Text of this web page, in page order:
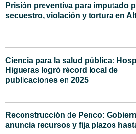
Prisión preventiva para imputado
secuestro, violación y tortura en
Ciencia para la salud pública:
Higueras logró récord local de
publicaciones en 2025
Reconstrucción de Penco:
anuncia recursos y fija plazos